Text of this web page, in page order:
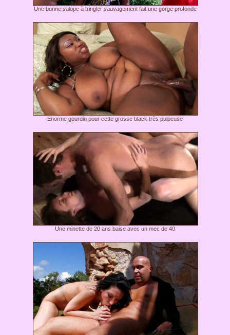
Une bonne salope à tringler sauvagement fait une gorge profonde
Enorme gourdin pour cette grosse black très pulpeuse
Une minette de 20 ans baise avec un mec de 40